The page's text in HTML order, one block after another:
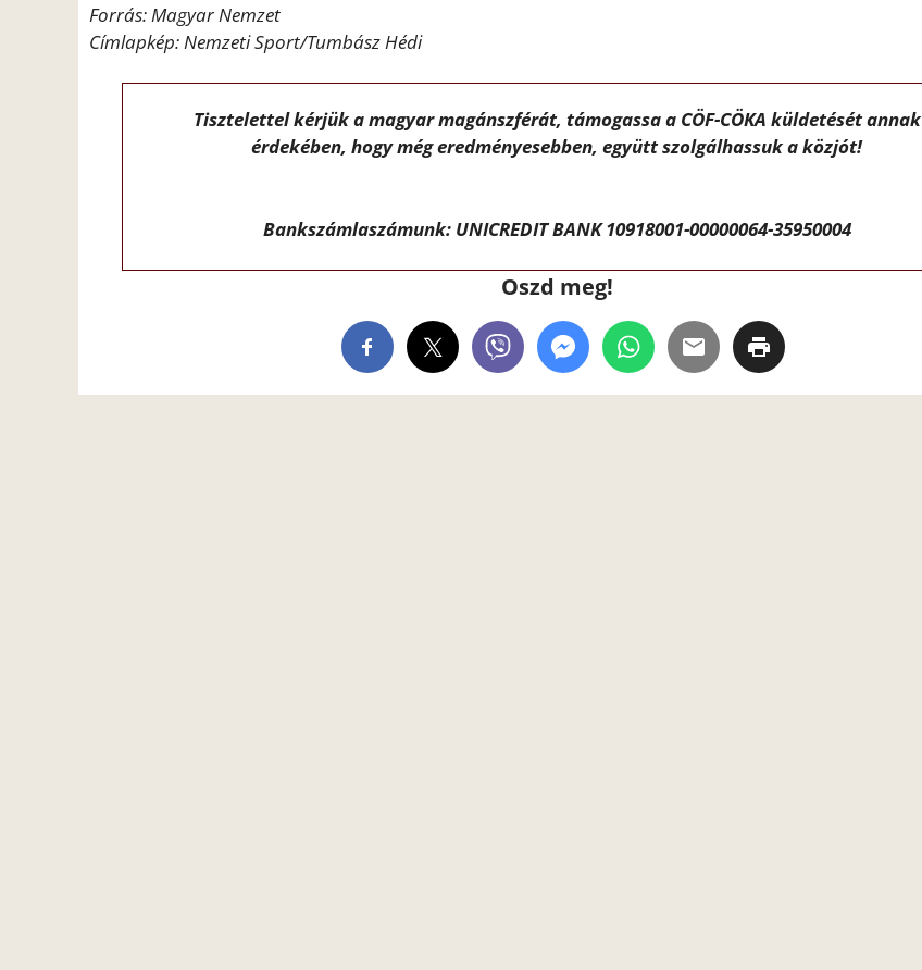
Forrás: Magyar Nemzet
Címlapkép: Nemzeti Sport/Tumbász Hédi
Tisztelettel kérjük a magyar magánszférát, támogassa a CÖF-CÖKA küldetését annak
érdekében, hogy még eredményesebben, együtt szolgálhassuk a közjót!
Bankszámlaszámunk: UNICREDIT BANK 10918001-00000064-35950004
Oszd meg!